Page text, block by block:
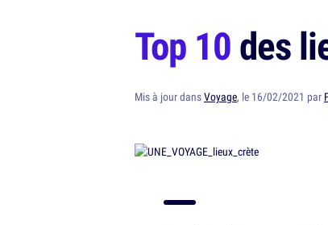
Top 10des
Mis à jour dansVoyage, le 16/02/2021 par